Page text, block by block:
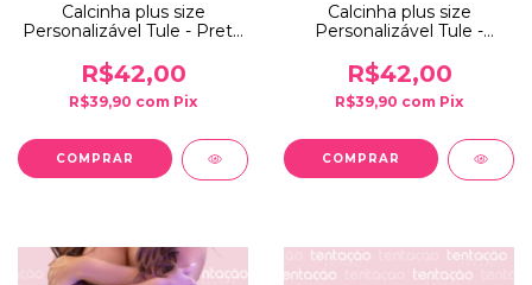
Calcinha plus size
Personalizável Tule - Preto
R$42,00
R$39,90 com Pix
Calcinha plus size
Personalizável Tule -
R$42,00
R$39,90 com Pix